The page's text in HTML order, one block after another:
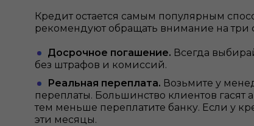
Кредит остается самым популярным
рекомендуют обращать внимание на три
Досрочное погашение. Всегда
без штрафов и комиссий.
Реальная переплата. Возьмите у
переплаты. Большинство клиентов
тем меньше переплатите банку. Если у
эти месяцы.